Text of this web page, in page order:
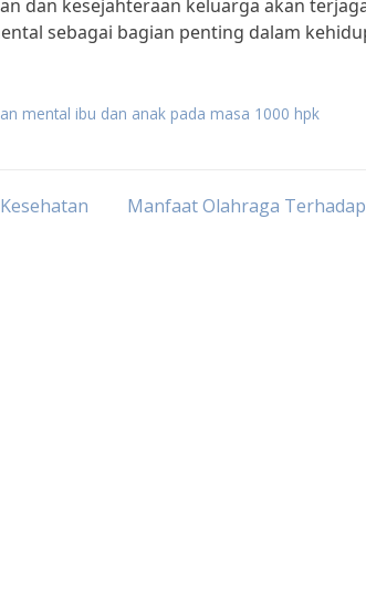
dan kesejahteraan keluarga akan
sebagai bagian penting dalam
mental ibu dan anak pada masa 1000 hpk
Manfaat Olahraga